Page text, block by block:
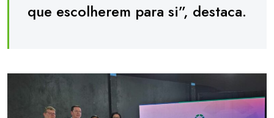
que escolherem para si”, destaca.